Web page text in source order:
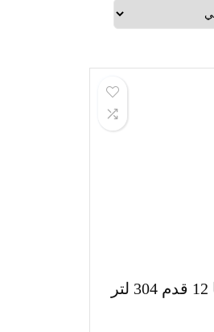
ثلاجة توشيبا 12 قدم 304 لتر